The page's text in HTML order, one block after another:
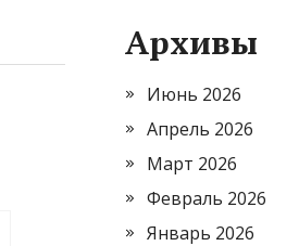
Архивы
Июнь 2026
Апрель 2026
Март 2026
Февраль 2026
Январь 2026